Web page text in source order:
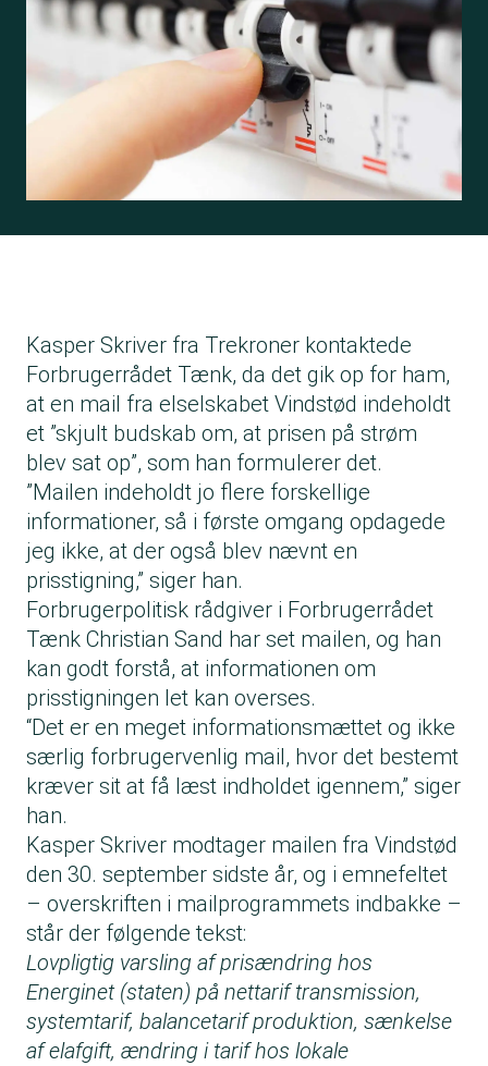
Kasper Skriver fra Trekroner kontaktede
Forbrugerrådet Tænk, da det gik op for ham,
at en mail fra elselskabet Vindstød indeholdt
et ”skjult budskab om, at prisen på strøm
blev sat op”, som han formulerer det.
”Mailen indeholdt jo flere forskellige
informationer, så i første omgang opdagede
jeg ikke, at der også blev nævnt en
prisstigning,” siger han.
Forbrugerpolitisk rådgiver i Forbrugerrådet
Tænk Christian Sand har set mailen, og han
kan godt forstå, at informationen om
prisstigningen let kan overses.
“Det er en meget informationsmættet og ikke
særlig forbrugervenlig mail, hvor det bestemt
kræver sit at få læst indholdet igennem,” siger
han.
Kasper Skriver modtager mailen fra Vindstød
den 30. september sidste år, og i emnefeltet
– overskriften i mailprogrammets indbakke –
står der følgende tekst:
Lovpligtig varsling af prisændring hos
Energinet (staten) på nettarif transmission,
systemtarif, balancetarif produktion, sænkelse
af elafgift, ændring i tarif hos lokale